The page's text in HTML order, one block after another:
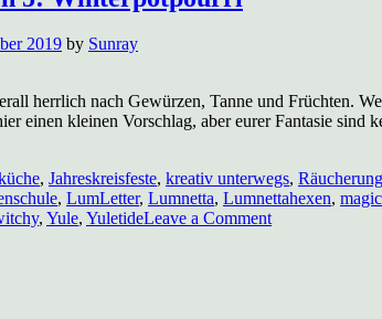
2019 by Sunray
herrlich nach Gewürzen, Tanne und Früchten.
einen kleinen Vorschlag, aber eurer Fantasie
, Jahreskreisfeste, kreativ unterwegs,
, LumLetter, Lumnetta, Lumnettahexen, magic
, Yule, YuletideLeave a Commenton